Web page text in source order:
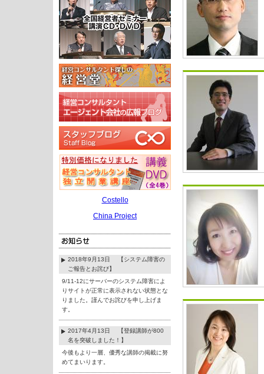
Costello
China Project
2018年9月13日 【システム障害の
ご報告とお詫び】
9/11-12にサーバーのシステム障害によ
りサイトが正常に表示されない状態とな
りました。謹んでお詫びを申し上げま
す。
2017年4月13日 【登録講師が800
名を突破しました！】
今後もより一層、優秀な講師の掲載に努
めてまいります。